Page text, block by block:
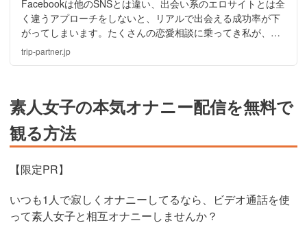
Facebookは他のSNSとは違い、出会い系のエロサイトとは全
く違うアプローチをしないと、リアルで出会える成功率が下
がってしまいます。たくさんの恋愛相談に乗ってき私が、暴
露話や体験談を含め、Facebookでエロい子に出会える方法を
教えますね★
trip-partner.jp
素人女子の本気オナニー配信を無料で
観る方法
【限定PR】
いつも1人で寂しくオナニーしてるなら、ビデオ通話を使
って素人女子と相互オナニーしませんか？